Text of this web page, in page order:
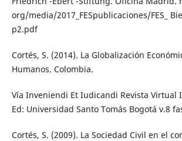
org/media/2017_FESpublicaciones/FES_
p2.pdf
Cortés, S. (2014). La Globalización
Humanos. Colombia.
Vía Inveniendi Et Iudicandi Revista Virtual
Ed: Universidad Santo Tomás Bogotá v.8
Cortés, S. (2009). La Sociedad Civil en el